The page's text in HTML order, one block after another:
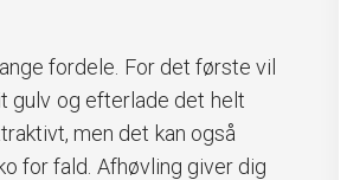
fordele. For det første vil
gulv og efterlade det helt
men det kan også
for fald. Afhøvling giver dig